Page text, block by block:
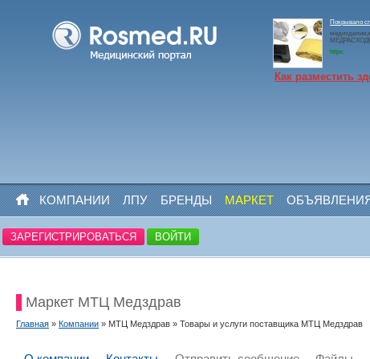
Покрывало
https:
Как разместить
КОМПАНИИ ЛПУ БРЕНДЫ МАРКЕТ
ЗАРЕГИСТРИРОВАТЬСЯ ВОЙТИ
Маркет МТЦ Медздрав
Главная » Компании » МТЦ Медздрав » Товары и услуги поставщика МТЦ Медздрав